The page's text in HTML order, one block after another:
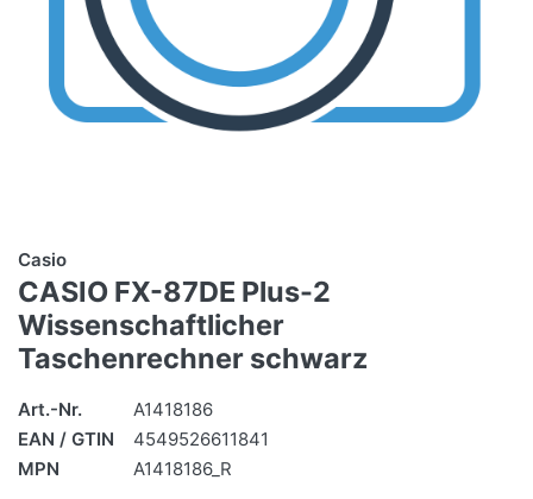
Casio
CASIO FX-87DE Plus-2
Wissenschaftlicher
Taschenrechner schwarz
Art.-Nr.
A1418186
EAN / GTIN
4549526611841
MPN
A1418186_R